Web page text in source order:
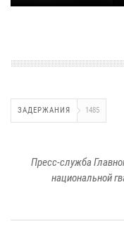
ЗАДЕРЖАНИЯ 1485
Пресс-служба
национальной